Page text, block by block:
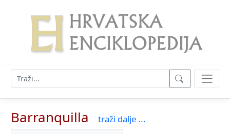
Barranquilla
traži dalje ...